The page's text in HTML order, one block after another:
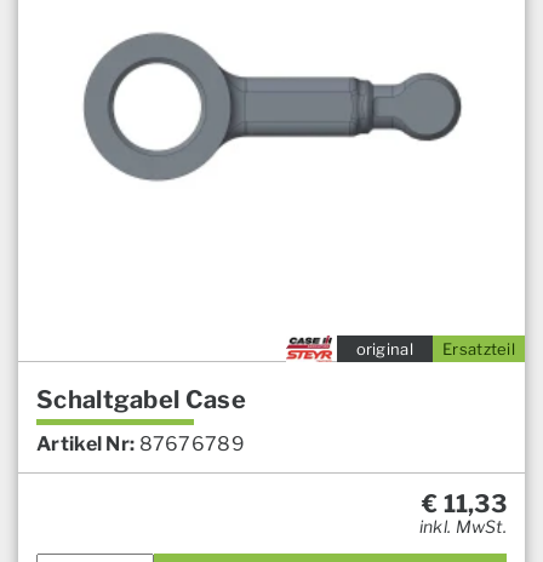
Ersatzteil
original
Schaltgabel Case
Artikel Nr: 87676789
€ 11,33
inkl. MwSt.